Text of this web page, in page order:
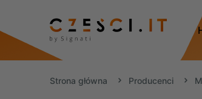
Strona główna Producenci